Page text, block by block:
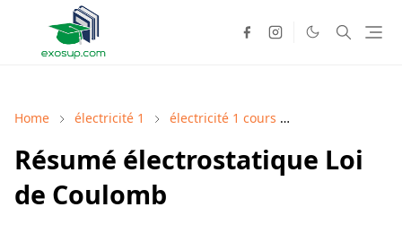
Home électricité 1 électricité 1 cours
Résumé électrostatique Loi
de Coulomb